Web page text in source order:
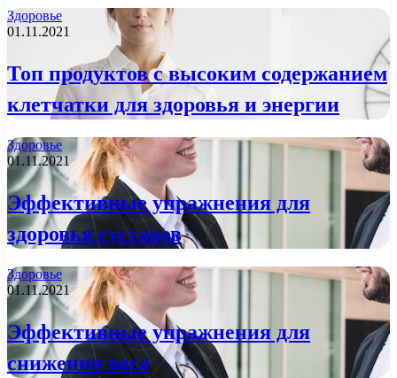
Здоровье
01.11.2021
Топ продуктов с высоким содержанием
клетчатки для здоровья и энергии
Здоровье
01.11.2021
Эффективные упражнения для
здоровья суставов
Здоровье
01.11.2021
Эффективные упражнения для
снижения веса